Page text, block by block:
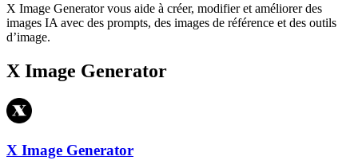
X Image Generator vous aide à créer, modifier et améliorer des
images IA avec des prompts, des images de référence et des outils
d’image.
X Image Generator
X Image Generator